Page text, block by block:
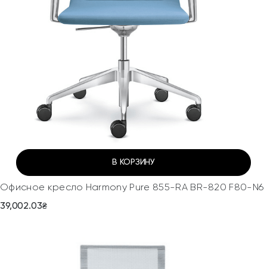
В КОРЗИНУ
Офисное кресло Harmony Pure 855-RA BR-820 F80-N6
39,002.03₴